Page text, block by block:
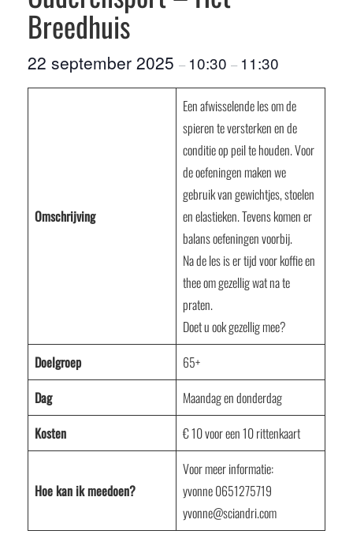
Breedhuis
22 september 2025 – 10:30 – 11:30
Omschrijving
Een afwisselende les om de
spieren te versterken en de
conditie op peil te houden. Voor
de oefeningen maken we
gebruik van gewichtjes, stoelen
en elastieken. Tevens komen er
balans oefeningen voorbij.
Na de les is er tijd voor koffie en
thee om gezellig wat na te
praten.
Doet u ook gezellig mee?
Doelgroep
65+
Dag
Maandag en donderdag
Kosten
€ 10 voor een 10 rittenkaart
Hoe kan ik meedoen?
Voor meer informatie:
yvonne 0651275719
yvonne@sciandri.com